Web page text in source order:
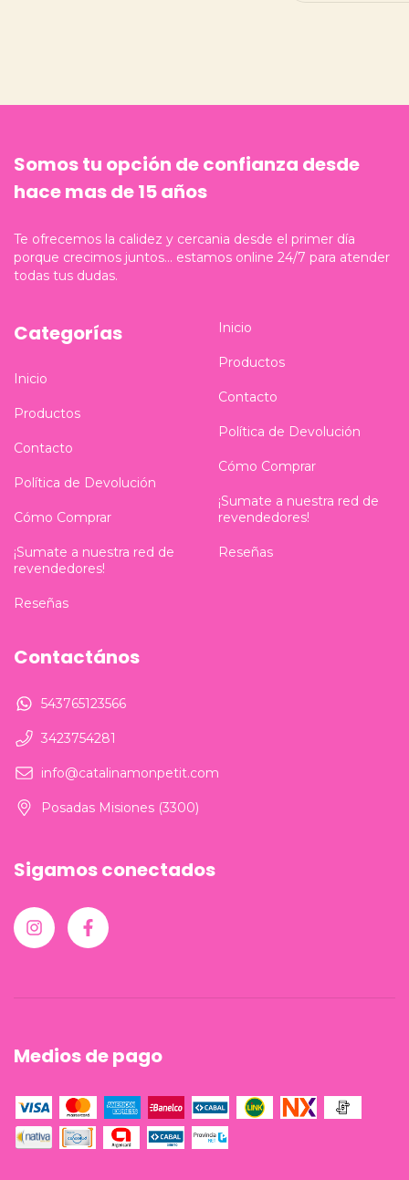
Somos tu opción de confianza desde
hace mas de 15 años
Te ofrecemos la calidez y cercania desde el primer día
porque crecimos juntos... estamos online 24/7 para atender
todas tus dudas.
Categorías
Inicio
Productos
Contacto
Política de Devolución
Cómo Comprar
¡Sumate a nuestra red de
revendedores!
Reseñas
Inicio
Productos
Contacto
Política de Devolución
Cómo Comprar
¡Sumate a nuestra red de
revendedores!
Reseñas
Contactános
543765123566
3423754281
info@catalinamonpetit.com
Posadas Misiones (3300)
Sigamos conectados
Medios de pago